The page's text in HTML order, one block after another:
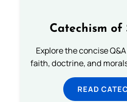
Catechism of
Explore the concise
faith, doctrine, and
READ